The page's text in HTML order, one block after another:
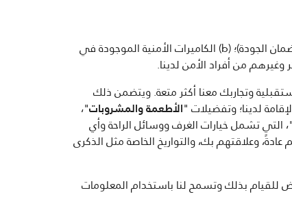
الصور، ومقاطع الفيديو والبيانات الصوتية عبر: (a) تسجيلات صوتك (على سبيل المثال عندما نسجل مكالمات خدمة العملاء لضمان الجودة)؛ (b) الكاميرات الأمنية الموجودة في
وتجاربك معنا أكثر متعة. ويتضمن ذلك
لدينا؛ وتفضيلات "الأطعمة والمشروبات"،
"، التي تشمل خيارات الغرف ووسائل الراحة وأي
وعلاقتهم بك، والتواريخ الخاصة مثل الذكرى
للقيام بذلك وتسمح لنا باستخدام المعلومات